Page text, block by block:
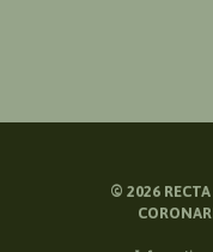
© 2026RECTA